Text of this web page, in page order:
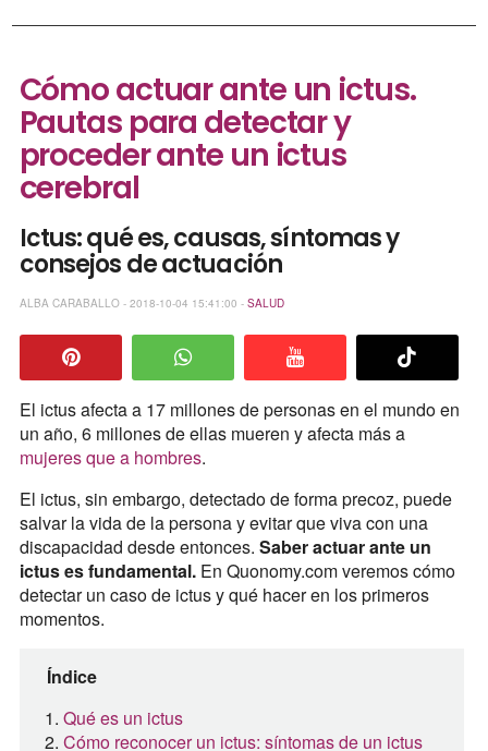
Cómo actuar ante un ictus.
Pautas para detectar y
proceder ante un ictus
cerebral
Ictus: qué es, causas, síntomas y
consejos de actuación
ALBA CARABALLO - 2018-10-04 15:41:00 - SALUD
El ictus afecta a 17 millones de personas en el mundo en
un año, 6 millones de ellas mueren y afecta más a
mujeres que a hombres.
El ictus, sin embargo, detectado de forma precoz, puede
salvar la vida de la persona y evitar que viva con una
discapacidad desde entonces. Saber actuar ante un
ictus es fundamental.En Quonomy.com veremos cómo
detectar un caso de ictus y qué hacer en los primeros
momentos.
Índice
Qué es un ictus
Cómo reconocer un ictus: síntomas de un ictus